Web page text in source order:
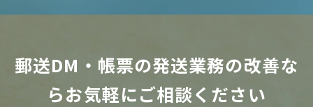
郵送DM・帳票の発送業務の改善な
らお気軽にご相談ください